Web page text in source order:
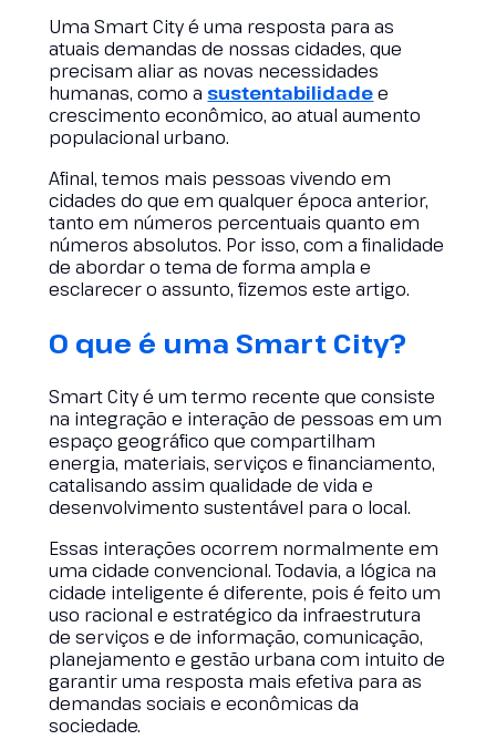
Uma Smart City é uma resposta para as
atuais demandas de nossas cidades, que
precisam aliar as novas necessidades
humanas, como a sustentabilidadee
crescimento econômico, ao atual aumento
populacional urbano.
Afinal, temos mais pessoas vivendo em
cidades do que em qualquer época anterior,
tanto em números percentuais quanto em
números absolutos. Por isso, com a finalidade
de abordar o tema de forma ampla e
esclarecer o assunto, fizemos este artigo.
O que é uma Smart City?
Smart City é um termo recente que consiste
na integração e interação de pessoas em um
espaço geográfico que compartilham
energia, materiais, serviços e financiamento,
catalisando assim qualidade de vida e
desenvolvimento sustentável para o local.
Essas interações ocorrem normalmente em
uma cidade convencional. Todavia, a lógica na
cidade inteligente é diferente, pois é feito um
uso racional e estratégico da infraestrutura
de serviços e de informação, comunicação,
planejamento e gestão urbana com intuito de
garantir uma resposta mais efetiva para as
demandas sociais e econômicas da
sociedade.